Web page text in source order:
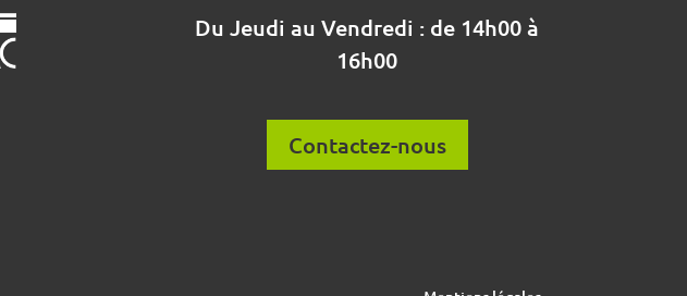
Du Jeudi au Vendredi : de 14h00 à
16h00
Contactez-nous